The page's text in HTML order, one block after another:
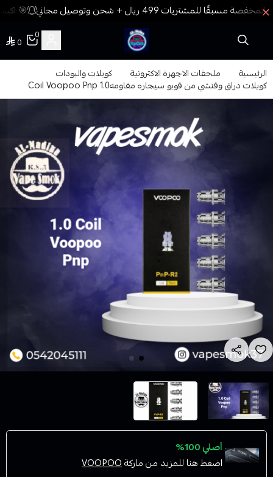
🎯
فيب المدينة
0
0
الرئيسية ملحقات الاجهزة الاكترونية كويلات والبودات
كويلات دراق وفنشي من فوبو سيجاره مقاومه1.0 Coil Voopoo Pnp
أصلي 100%
اضغط هنا للمزيد من ماركةVOOPOO